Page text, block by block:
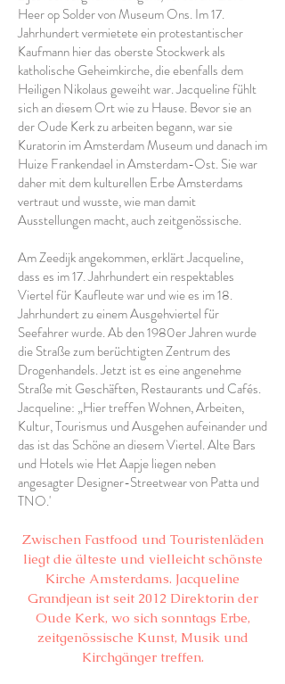
Heer op Solder von Museum Ons. Im 17.
Jahrhundert vermietete ein protestantischer
Kaufmann hier das oberste Stockwerk als
katholische Geheimkirche, die ebenfalls dem
Heiligen Nikolaus geweiht war. Jacqueline fühlt
sich an diesem Ort wie zu Hause. Bevor sie an
der Oude Kerk zu arbeiten begann, war sie
Kuratorin im Amsterdam Museum und danach im
Huize Frankendael in Amsterdam-Ost. Sie war
daher mit dem kulturellen Erbe Amsterdams
vertraut und wusste, wie man damit
Ausstellungen macht, auch zeitgenössische.
Am Zeedijk angekommen, erklärt Jacqueline,
dass es im 17. Jahrhundert ein respektables
Viertel für Kaufleute war und wie es im 18.
Jahrhundert zu einem Ausgehviertel für
Seefahrer wurde. Ab den 1980er Jahren wurde
die Straße zum berüchtigten Zentrum des
Drogenhandels. Jetzt ist es eine angenehme
Straße mit Geschäften, Restaurants und Cafés.
Jacqueline: „Hier treffen Wohnen, Arbeiten,
Kultur, Tourismus und Ausgehen aufeinander und
das ist das Schöne an diesem Viertel. Alte Bars
und Hotels wie Het Aapje liegen neben
angesagter Designer-Streetwear von Patta und
TNO.'
Zwischen Fastfood und Touristenläden
liegt die älteste und vielleicht schönste
Kirche Amsterdams. Jacqueline
Grandjean ist seit 2012 Direktorin der
Oude Kerk, wo sich sonntags Erbe,
zeitgenössische Kunst, Musik und
Kirchgänger treffen.